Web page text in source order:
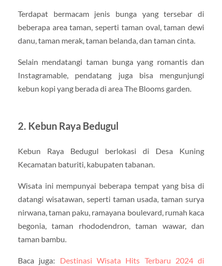
Terdapat bermacam jenis bunga yang tersebar di
beberapa area taman, seperti taman oval, taman dewi
danu, taman merak, taman belanda, dan taman cinta.
Selain mendatangi taman bunga yang romantis dan
Instagramable, pendatang juga bisa mengunjungi
kebun kopi yang berada di area The Blooms garden.
2. Kebun Raya Bedugul
Kebun Raya Bedugul berlokasi di Desa Kuning
Kecamatan baturiti, kabupaten tabanan.
Wisata ini mempunyai beberapa tempat yang bisa di
datangi wisatawan, seperti taman usada, taman surya
nirwana, taman paku, ramayana boulevard, rumah kaca
begonia, taman rhododendron, taman wawar, dan
taman bambu.
Baca juga: Destinasi Wisata Hits Terbaru 2024 di